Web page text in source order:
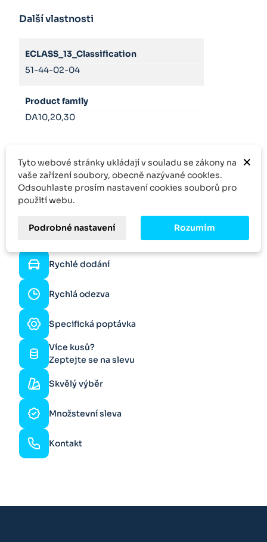
Další vlastnosti
ECLASS_13_Classification
51-44-02-04
Product family
DA10,20,30
Online podpora
Rychlé dodání
Rychlá odezva
Specifická poptávka
Více kusů?
Zeptejte se na slevu
Skvělý výběr
Množstevní sleva
Kontakt
×
Tyto webové stránky ukládají v souladu se zákony na
vaše zařízení soubory, obecně nazývané cookies.
Odsouhlaste prosím nastavení cookies souborů pro
použití webu.
Podrobné nastavení Rozumím